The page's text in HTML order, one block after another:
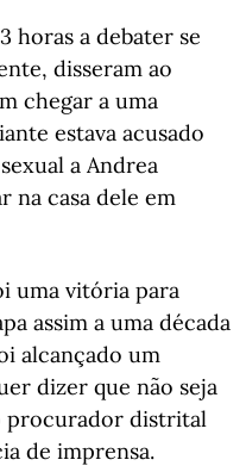
horas a debater se
disseram ao
chegar a uma
estava acusado
a Andrea
na casa dele em
uma vitória para
assim a uma década
alcançado um
dizer que não seja
procurador distrital
de imprensa.